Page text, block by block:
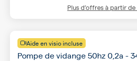
Plus d’offres à partir de
Aide en visio incluse
Pompe de vidange 50hz 0,2a -